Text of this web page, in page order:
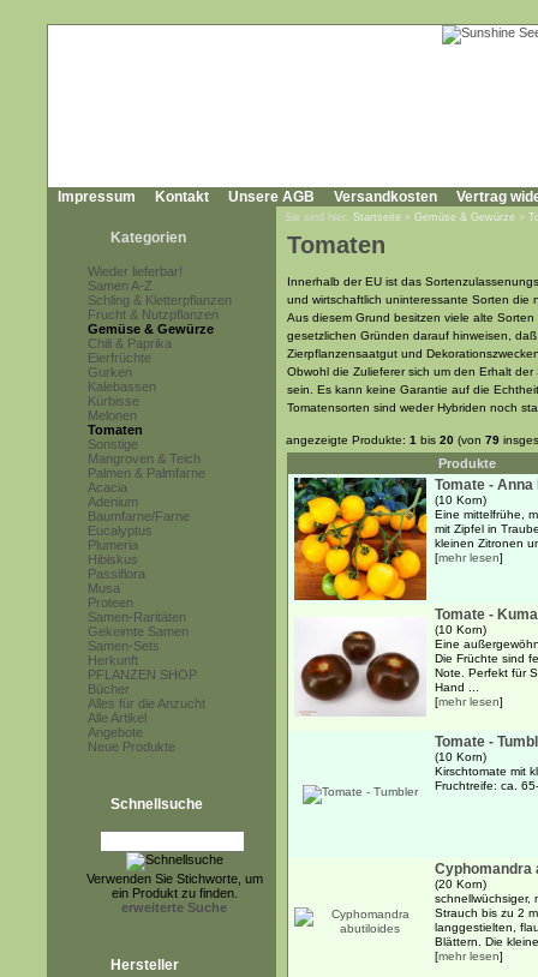
Impressum Kontakt Unsere AGB Versandkosten Vertrag
Kategorien
Wieder lieferbar!
Samen A-Z
Schling & Kletterpflanzen
Frucht & Nutzpflanzen
Gemüse & Gewürze
Chili & Paprika
Eierfrüchte
Gurken
Kalebassen
Kürbisse
Melonen
Tomaten
Sonstige
Mangroven & Teich
Palmen & Palmfarne
Acacia
Adenium
Baumfarne/Farne
Eucalyptus
Plumeria
Hibiskus
Passiflora
Musa
Proteen
Samen-Raritäten
Gekeimte Samen
Samen-Sets
Herkunft
PFLANZEN SHOP
Bücher
Alles für die Anzucht
Alle Artikel
Angebote
Neue Produkte
Schnellsuche
Verwenden Sie Stichworte, um
ein Produkt zu finden.
erweiterte Suche
Hersteller
Sie sind hier: Startseite » Gemüse & Gewürze »
Tomaten
Innerhalb der EU ist das
und wirtschaftlich uninteressante Sorten die
Aus diesem Grund besitzen viele alte
gesetzlichen Gründen darauf hinweisen,
Zierpflanzensaatgut und
Obwohl die Zulieferer sich um den Erhalt
sein. Es kann keine Garantie auf die
Tomatensorten sind weder Hybriden noch
angezeigte Produkte: 1 bis 20 (von 79
Produkte
Tomate -
(10 Korn)
Eine mittelfrühe,
mit Zipfel in
kleinen Zitronen
[mehr lesen]
Tomate -
(10 Korn)
Eine
Die Früchte sind
Note. Perfekt für
Hand ...
[mehr lesen]
Tomate -
(10 Korn)
Kirschtomate mit
Fruchtreife: ca.
Cyphomandra
(20 Korn)
schnellwüchsiger,
Strauch bis zu 2
langgestielten,
Blättern. Die
[mehr lesen]